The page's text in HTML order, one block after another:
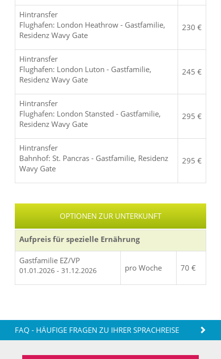
Hintransfer
Flughafen: London Heathrow - Gastfamilie,
Residenz Wavy Gate
230 €
Hintransfer
Flughafen: London Luton - Gastfamilie,
Residenz Wavy Gate
245 €
Hintransfer
Flughafen: London Stansted - Gastfamilie,
Residenz Wavy Gate
295 €
Hintransfer
Bahnhof: St. Pancras - Gastfamilie, Residenz
Wavy Gate
295 €
OPTIONEN ZUR UNTERKUNFT
Aufpreis für spezielle Ernährung
Gastfamilie EZ/VP
01.01.2026 - 31.12.2026 pro Woche 70 €
FAQ - HÄUFIGE FRAGEN ZU IHRER SPRACHREISE